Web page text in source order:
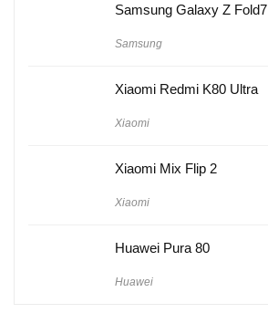
Samsung Galaxy Z Fold7
Samsung
Xiaomi Redmi K80 Ultra
Xiaomi
Xiaomi Mix Flip 2
Xiaomi
Huawei Pura 80
Huawei